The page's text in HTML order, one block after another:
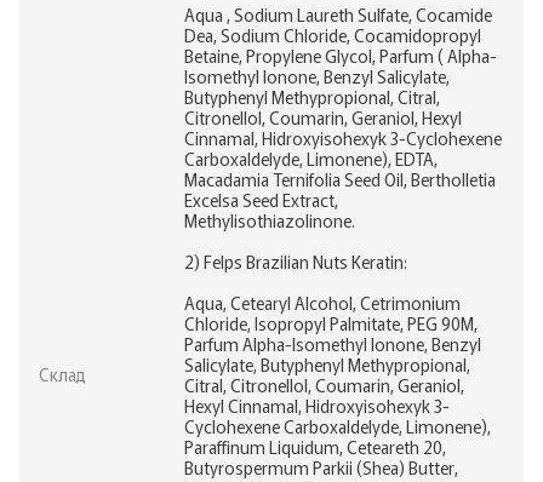
Склад
Aqua , Sodium Laureth Sulfate, Cocamide
Dea, Sodium Chloride, Cocamidopropyl
Betaine, Propylene Glycol, Parfum ( Alpha-
Isomethyl Ionone, Benzyl Salicylate,
Butyphenyl Methypropional, Citral,
Citronellol, Coumarin, Geraniol, Hexyl
Cinnamal, Hidroxyisohexyk 3-Cyclohexene
Carboxaldelyde, Limonene), EDTA,
Macadamia Ternifolia Seed Oil, Bertholletia
Excelsa Seed Extract,
Methylisothiazolinone.
2) Felps Brazilian Nuts Keratin:
Aqua, Cetearyl Alcohol, Cetrimonium
Chloride, Isopropyl Palmitate, PEG 90M,
Parfum Alpha-Isomethyl Ionone, Benzyl
Salicylate, Butyphenyl Methypropional,
Citral, Citronellol, Coumarin, Geraniol,
Hexyl Cinnamal, Hidroxyisohexyk 3-
Cyclohexene Carboxaldelyde, Limonene),
Paraffinum Liquidum, Ceteareth 20,
Butyrospermum Parkii (Shea) Butter,